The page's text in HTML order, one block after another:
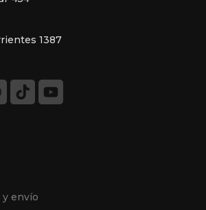
1387
y envío